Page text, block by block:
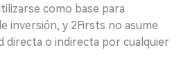
como base para
inversión, y 2Firsts no asume
directa o indirecta por cualquier